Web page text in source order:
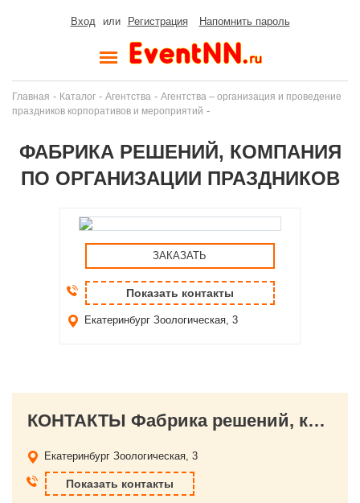
Вход или Регистрация Напомнить пароль
Главная - Каталог - Агентства - Агентства – организация и проведение
праздников корпоративов и мероприятий -
ФАБРИКА РЕШЕНИЙ, КОМПАНИЯ
ПО ОРГАНИЗАЦИИ ПРАЗДНИКОВ
ЗАКАЗАТЬ
Показать контакты
Екатеринбург Зоологическая, 3
КОНТАКТЫ Фабрика решений, компания по организации праздников
Екатеринбург Зоологическая, 3
Показать контакты